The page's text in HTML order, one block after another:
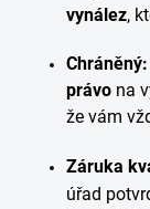
vynález,
Chráněný:
právo na
že vám
Záruka
úřad